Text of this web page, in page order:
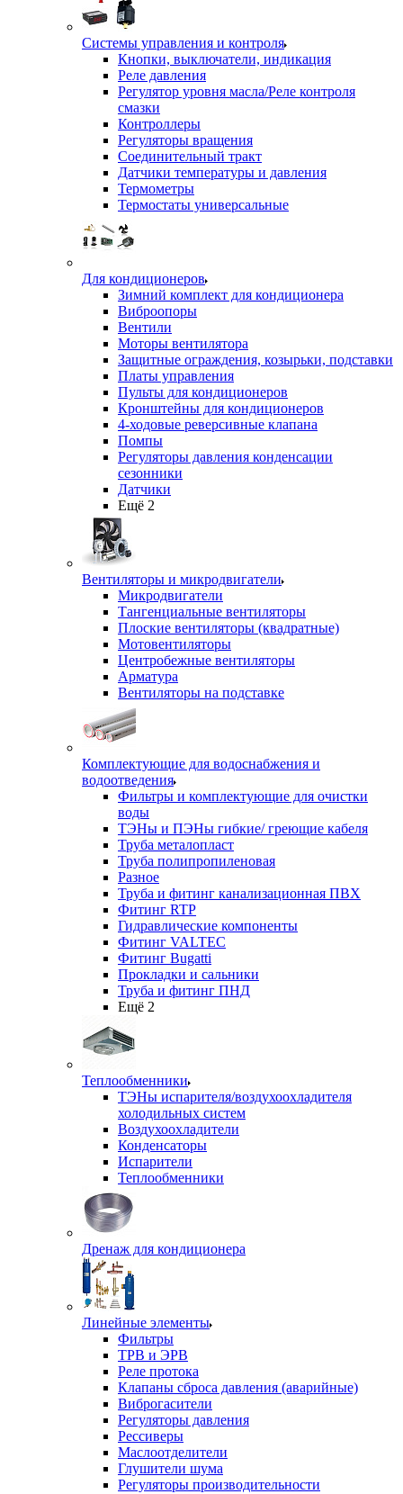
Системы управления и контроля
Кнопки, выключатели, индикация
Реле давления
Регулятор уровня масла/Реле контроля
смазки
Контроллеры
Регуляторы вращения
Соединительный тракт
Датчики температуры и давления
Термометры
Термостаты универсальные
Для кондиционеров
Зимний комплект для кондиционера
Виброопоры
Вентили
Моторы вентилятора
Защитные ограждения, козырьки, подставки
Платы управления
Пульты для кондиционеров
Кронштейны для кондиционеров
4-ходовые реверсивные клапана
Помпы
Регуляторы давления конденсации
сезонники
Датчики
Ещё 2
Вентиляторы и микродвигатели
Микродвигатели
Тангенциальные вентиляторы
Плоские вентиляторы (квадратные)
Мотовентиляторы
Центробежные вентиляторы
Арматура
Вентиляторы на подставке
Комплектующие для водоснабжения и
водоотведения
Фильтры и комплектующие для очистки
воды
ТЭНы и ПЭНы гибкие/ греющие кабеля
Труба металопласт
Труба полипропиленовая
Разное
Труба и фитинг канализационная ПВХ
Фитинг RTP
Гидравлические компоненты
Фитинг VALTEC
Фитинг Bugatti
Прокладки и сальники
Труба и фитинг ПНД
Ещё 2
Теплообменники
ТЭНы испарителя/воздухоохладителя
холодильных систем
Воздухоохладители
Конденсаторы
Испарители
Теплообменники
Дренаж для кондиционера
Линейные элементы
Фильтры
ТРВ и ЭРВ
Реле протока
Клапаны сброса давления (аварийные)
Виброгасители
Регуляторы давления
Рессиверы
Маслоотделители
Глушители шума
Регуляторы производительности